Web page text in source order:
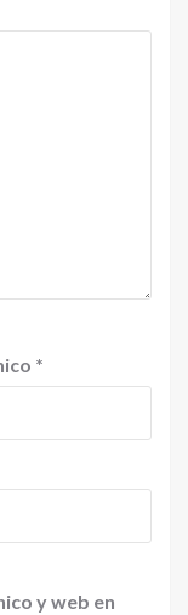
*
y web en